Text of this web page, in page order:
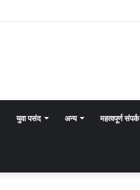
युवा पसंद अन्य महत्वपूर्ण संपर्क